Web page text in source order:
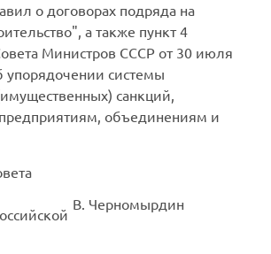
о договорах подряда на
а также пункт 4
Министров СССР от 30 июля
упорядочении системы
санкций,
объединениям и
В. Черномырдин